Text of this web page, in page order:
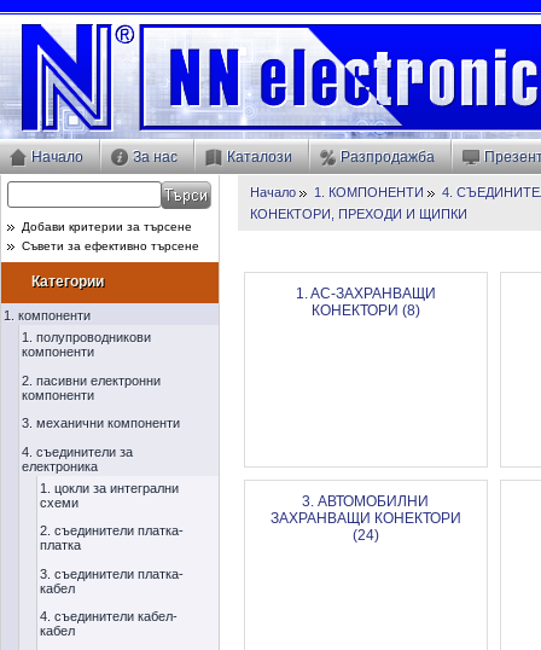
Начало За нас Каталози Разпродажба
Добави критерии за търсене
Съвети за ефективно търсене
Категории
1. компоненти
1. полупроводникови
компоненти
2. пасивни електронни
компоненти
3. механични компоненти
4. съединители за
електроника
1. цокли за интегрални
схеми
2. съединители платка-
платка
3. съединители платка-
кабел
4. съединители кабел-
кабел
Начало 1. КОМПОНЕНТИ
4.
КОНЕКТОРИ, ПРЕХОДИ И ЩИПКИ
1. AC-ЗАХРАНВАЩИ
КОНЕКТОРИ (8)
3. АВТОМОБИЛНИ
ЗАХРАНВАЩИ КОНЕКТОРИ
(24)